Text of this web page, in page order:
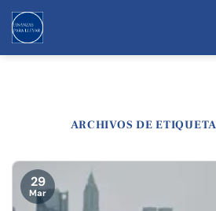
Saltar
contenido
ARCHIVOS DE
29
Mar